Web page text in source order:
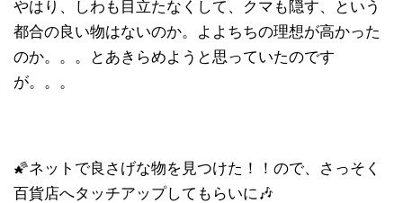
やはり、しわも目立たなくして、クマも隠す、という
都合の良い物はないのか。よよちちの理想が高かった
のか。。。とあきらめようと思っていたのです
が。。。
🌠ネットで良さげな物を見つけた！！ので、さっそく
百貨店へタッチアップしてもらいに🎶